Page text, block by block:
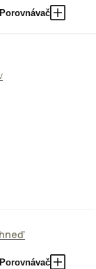
Porovnávač
Porovnávač